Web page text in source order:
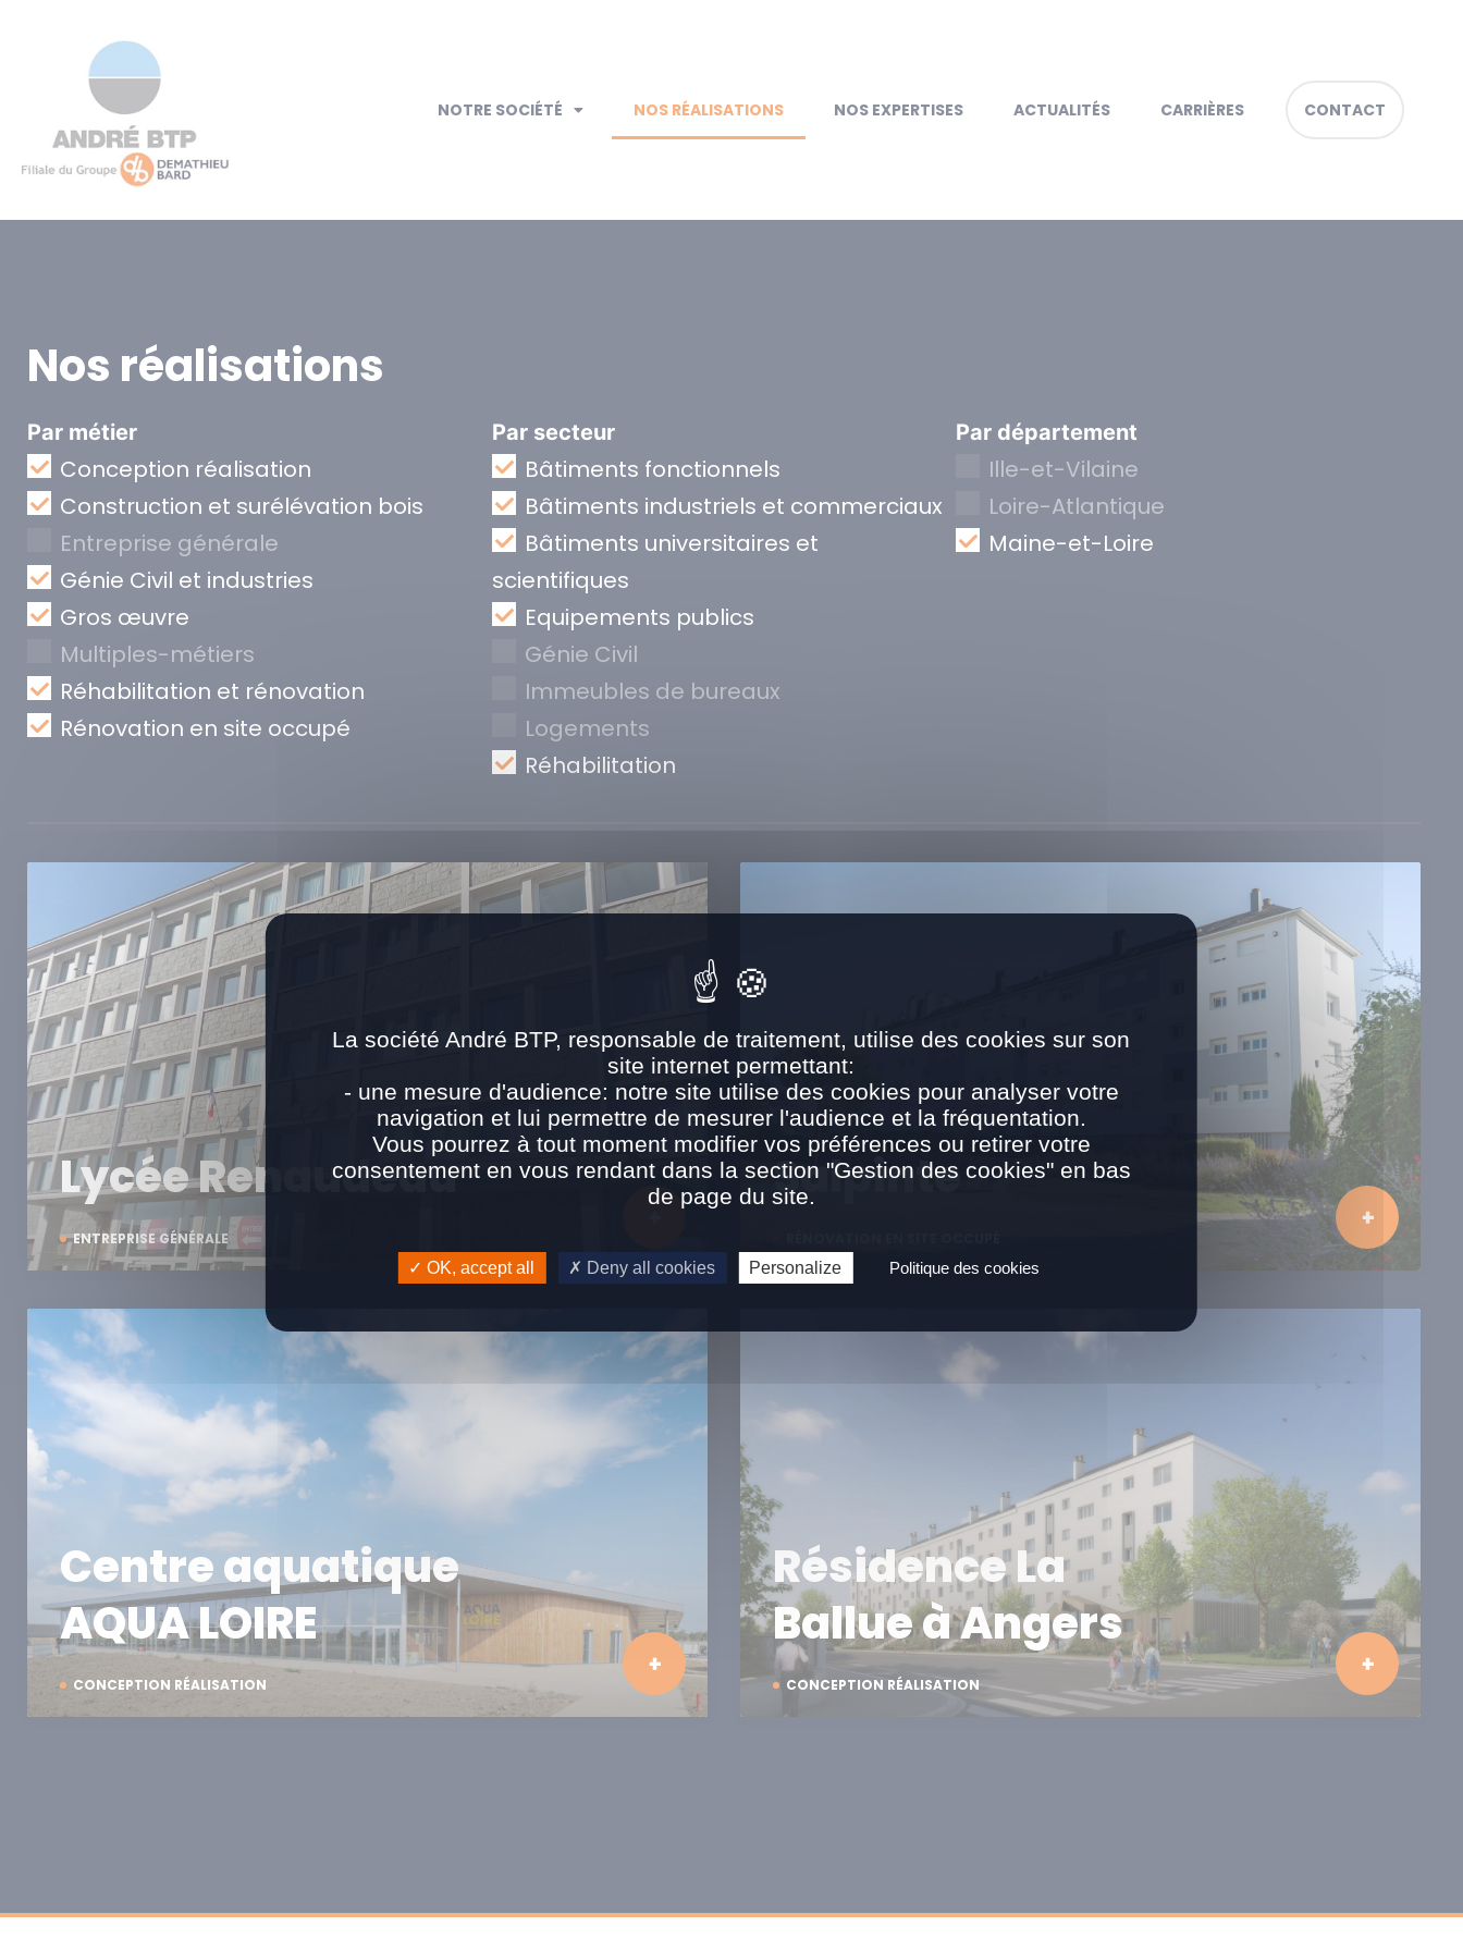
NOTRE SOCIÉTÉ NOS RÉALISATIONS NOS EXPERTISES ACTUALITÉS CARRIÈRES CONTACT
Nos réalisations
Par métier
Conception réalisation
Construction et surélévation bois
Entreprise générale
Génie Civil et industries
Gros œuvre
Multiples-métiers
Réhabilitation et rénovation
Rénovation en site occupé
Par secteur
Bâtiments fonctionnels
Bâtiments industriels et commerciaux
Bâtiments universitaires et
scientifiques
Equipements publics
Génie Civil
Immeubles de bureaux
Logements
Réhabilitation
Par département
Ille-et-Vilaine
Loire-Atlantique
Maine-et-Loire
ENTREPRISE GÉNÉRALE
Lycée Renaudeau Salpinte
CONCEPTION RÉALISATION
Centre aquatique
AQUA LOIRE
CONCEPTION RÉALISATION
Résidence La
Ballue à Angers
La société André BTP, responsable de traitement, utilise des cookies sur son
site internet permettant:
- une mesure d'audience: notre site utilise des cookies pour analyser votre
navigation et lui permettre de mesurer l'audience et la fréquentation.
Vous pourrez à tout moment modifier vos préférences ou retirer votre
consentement en vous rendant dans la section "Gestion des cookies" en bas
de page du site.
OK, accept all Deny all cookies Personalize Politique des cookies